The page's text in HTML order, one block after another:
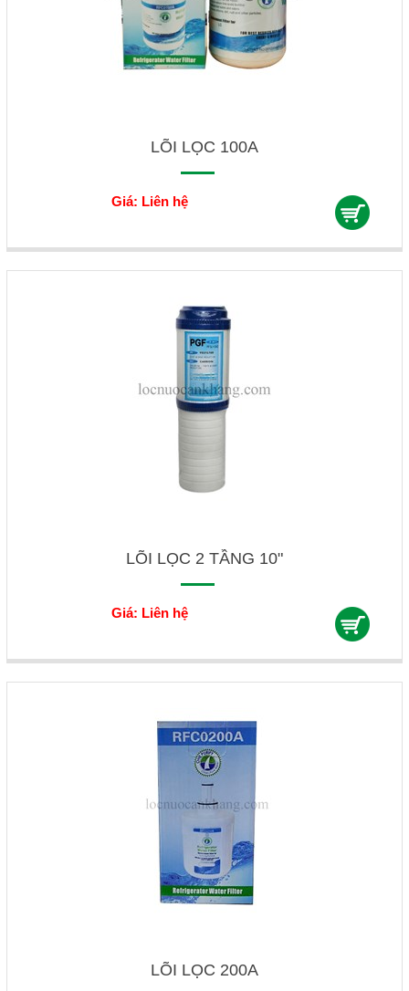
LÕI LỌC 100A
Giá: Liên hệ
LÕI LỌC 2 TẦNG 10"
Giá: Liên hệ
LÕI LỌC 200A